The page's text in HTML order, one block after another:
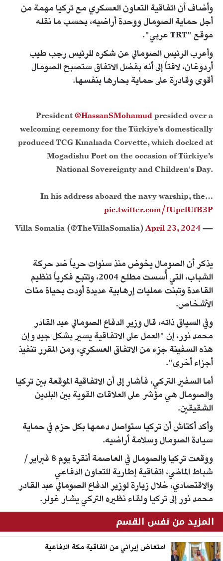
وأضاف أن اتفاقية التعاون العسكري مع تركيا مهمة من
أجل حماية الصومال ووحدة أراضيه، بحسب ما نقله
موقع "TRT عربي".
وأعرب الرئيس الصومالي عن شكره للرئيس رجب طيب
أردوغان، لافتاً إلى أنه بفضل الاتفاق ستصبح الصومال
أقوى وقادرة على حماية بحارها بنفسها.
President@HassanSMohamudpresided over a
welcoming ceremony for the Türkiye’s domestically
produced TCG Kınalıada Corvette, which docked at
Mogadishu Port on the occasion of Türkiye’s
National Sovereignty and Children's Day.
In his address aboard the navy warship, the…
pic.twitter.com/fUpclUfB3P
— Villa Somalia (@TheVillaSomalia)
April 23, 2024
يذكر أن الصومال يخوض منذ سنوات حرباً ضد حركة
الشباب، التي أُسست مطلع 2004، وتتبع فكرياً تنظيم
القاعدة وتبنت عمليات إرهابية عديدة أودت بحياة مئات
الأشخاص.
وفي السياق ذاته، قال وزير الدفاع الصومالي عبد القادر
محمد نور، إن "العمل على الاتفاقية يسير بشكل جيد وإن
هذه السفينة جزء من الاتفاق العسكري، ومن المقرر تنفيذ
أجزاء أخرى".
أما السفير التركي، فأشار إلى أن الاتفاقية الموقعة بين تركيا
والصومال هي مؤشر على العلاقات القوية بين البلدين
الشقيقين.
وأكد أكتاش أن تركيا ستواصل دعمها بكل حزم في حماية
سيادة الصومال وسلامة أراضيه.
ووقعت تركيا والصومال في العاصمة أنقرة يوم 8 فبراير/
شباط الماضي، اتفاقية إطارية للتعاون الدفاعي
والاقتصادي، خلال زيارة لوزير الدفاع الصومالي عبد القادر
محمد نور إلى تركيا ولقاء نظيره التركي يشار غولر.
المزيد من نفس القسم
امتعاض إيراني من اتفاقية مكة الدفاعية